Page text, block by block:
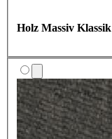
Holz Massiv Klassik